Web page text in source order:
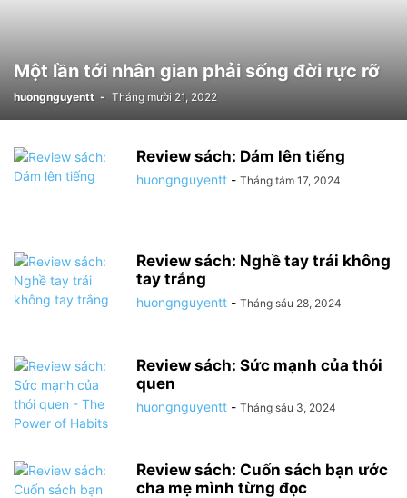
Một lần tới nhân gian phải sống đời rực rỡ
huongnguyentt - Tháng mười 21, 2022
Review sách: Dám lên tiếng
huongnguyentt - Tháng tám 17, 2024
Review sách: Nghề tay trái không
tay trắng
huongnguyentt - Tháng sáu 28, 2024
Review sách: Sức mạnh của thói
quen
huongnguyentt - Tháng sáu 3, 2024
Review sách: Cuốn sách bạn ước
cha mẹ mình từng đọc